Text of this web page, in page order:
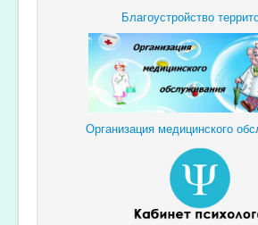
Благоустройство
Организация медицинского